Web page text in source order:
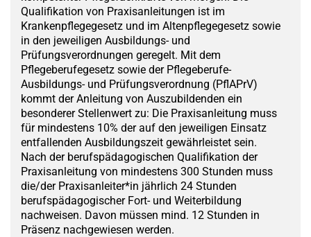
Qualifikation von Praxisanleitungen ist im
Krankenpflegegesetz und im Altenpflegegesetz sowie
in den jeweiligen Ausbildungs- und
Prüfungsverordnungen geregelt. Mit dem
Pflegeberufegesetz sowie der Pflegeberufe-
Ausbildungs- und Prüfungsverordnung (PflAPrV)
kommt der Anleitung von Auszubildenden ein
besonderer Stellenwert zu: Die Praxisanleitung muss
für mindestens 10% der auf den jeweiligen Einsatz
entfallenden Ausbildungszeit gewährleistet sein.
Nach der berufspädagogischen Qualifikation der
Praxisanleitung von mindestens 300 Stunden muss
die/der Praxisanleiter*in jährlich 24 Stunden
berufspädagogischer Fort- und Weiterbildung
nachweisen. Davon müssen mind. 12 Stunden in
Präsenz nachgewiesen werden.